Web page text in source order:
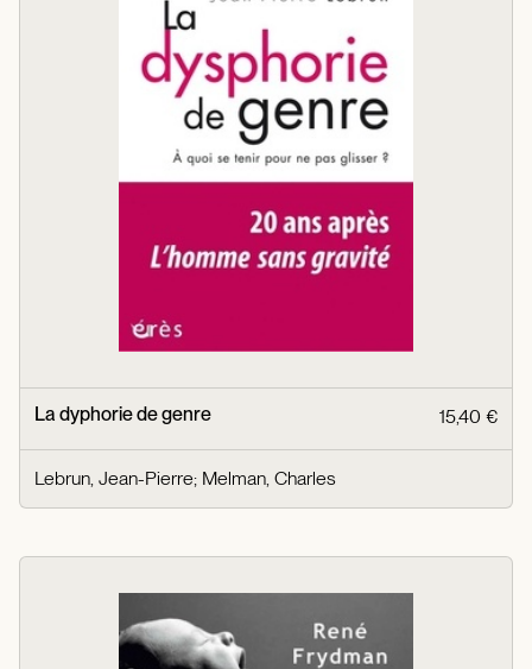
La dyphorie de genre 15,40 €
Lebrun, Jean-Pierre; Melman, Charles